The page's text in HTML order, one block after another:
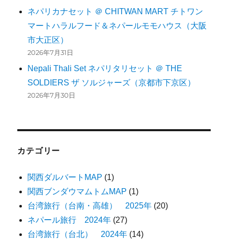
ネパリカナセット ＠ CHITWAN MART チトワン
マートハラルフード＆ネパールモモハウス（大阪
市大正区）
2026年7月31日
Nepali Thali Set ネパリタリセット ＠ THE
SOLDIERS ザ ソルジャーズ（京都市下京区）
2026年7月30日
カテゴリー
関西ダルバートMAP (1)
関西ブンダウマムトムMAP (1)
台湾旅行（台南・高雄） 2025年 (20)
ネパール旅行 2024年 (27)
台湾旅行（台北） 2024年 (14)